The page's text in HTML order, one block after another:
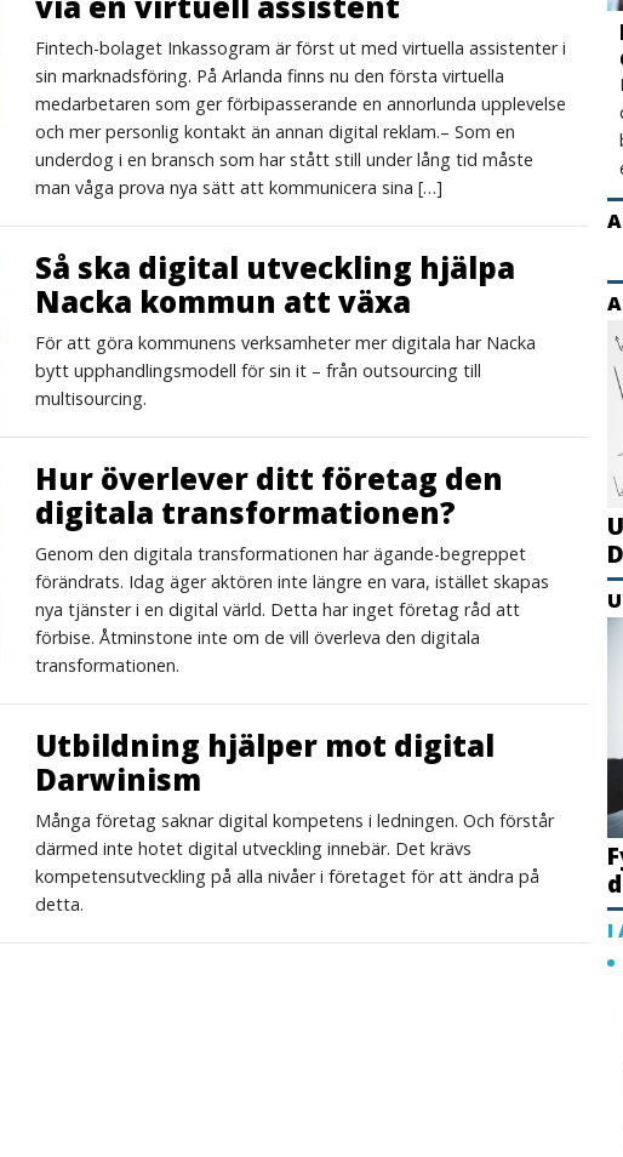
Fintech-bolaget Inkassogram är först ut med virtuella assistenter i
sin marknadsföring. På Arlanda finns nu den första virtuella
medarbetaren som ger förbipasserande en annorlunda upplevelse
och mer personlig kontakt än annan digital reklam.– Som en
underdog i en bransch som har stått still under lång tid måste
man våga prova nya sätt att kommunicera sina […]
Så ska digital utveckling hjälpa
Nacka kommun att växa
För att göra kommunens verksamheter mer digitala har Nacka
bytt upphandlingsmodell för sin it – från outsourcing till
multisourcing.
Hur överlever ditt företag den
digitala transformationen?
Genom den digitala transformationen har ägande-begreppet
förändrats. Idag äger aktören inte längre en vara, istället skapas
nya tjänster i en digital värld. Detta har inget företag råd att
förbise. Åtminstone inte om de vill överleva den digitala
transformationen.
Utbildning hjälper mot digital
Darwinism
Många företag saknar digital kompetens i ledningen. Och förstår
därmed inte hotet digital utveckling innebär. Det krävs
kompetensutveckling på alla nivåer i företaget för att ändra på
detta.
I